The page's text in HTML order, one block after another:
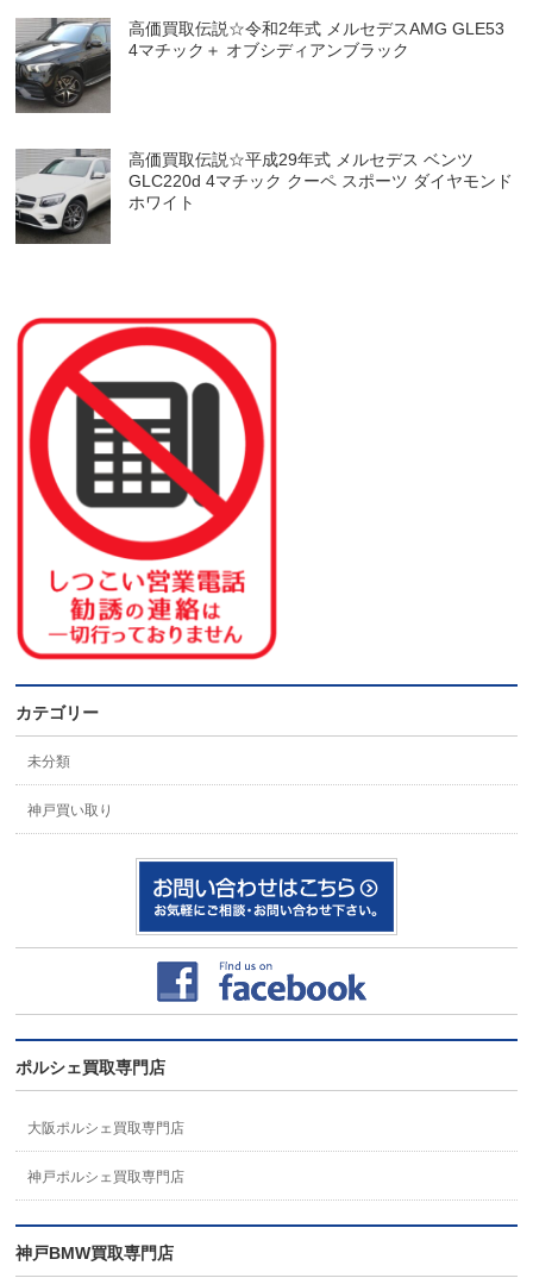
高価買取伝説☆令和2年式 メルセデスAMG GLE53
4マチック＋ オブシディアンブラック
高価買取伝説☆平成29年式 メルセデス ベンツ
GLC220d 4マチック クーペ スポーツ ダイヤモンド
ホワイト
カテゴリー
未分類
神戸買い取り
ポルシェ買取専門店
大阪ポルシェ買取専門店
神戸ポルシェ買取専門店
神戸BMW買取専門店